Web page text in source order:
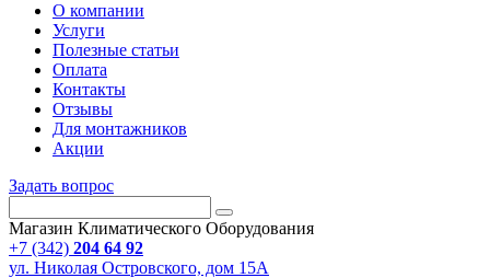
О компании
Услуги
Полезные статьи
Оплата
Контакты
Отзывы
Для монтажников
Акции
Задать вопрос
Магазин Климатического Оборудования
+7 (342) 204 64 92
ул. Николая Островского, дом 15А